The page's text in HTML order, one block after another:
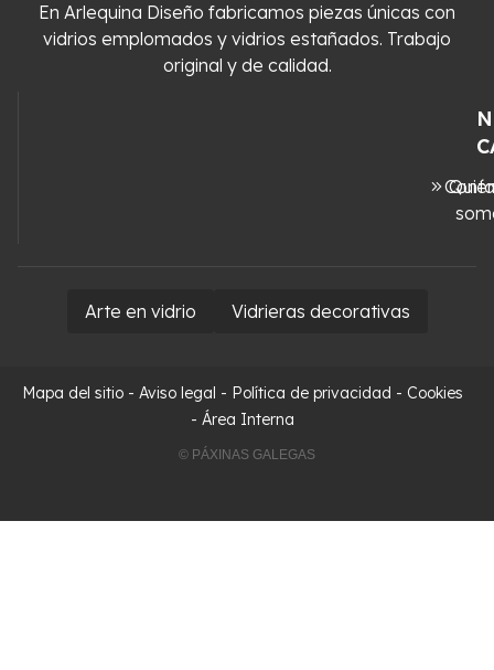
En Arlequina Diseño fabricamos piezas únicas con
vidrios emplomados y vidrios estañados. Trabajo
original y de calidad.
Arte en vidrio Vidrieras decorativas
Mapa del sitio - Aviso legal - Política de privacidad - Cookies
- Área Interna
© PÁXINAS GALEGAS